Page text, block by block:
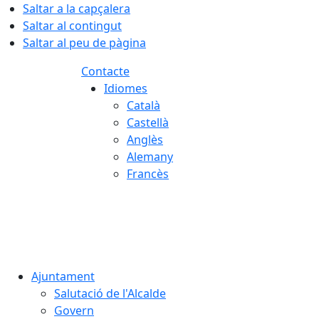
Saltar a la capçalera
Saltar al contingut
Saltar al peu de pàgina
Contacte
Idiomes
Català
Castellà
Anglès
Alemany
Francès
Ajuntament
Salutació de l'Alcalde
Govern